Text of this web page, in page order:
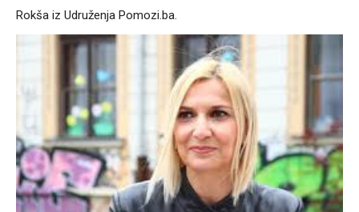
Rokša iz Udruženja Pomozi.ba.